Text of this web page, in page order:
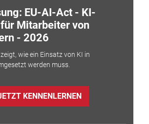
EU-AI-Act - KI-
Mitarbeiter von
- 2026
wie ein Einsatz von KI in
werden muss.
KENNENLERNEN